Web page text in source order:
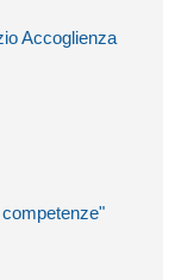
Accoglienza